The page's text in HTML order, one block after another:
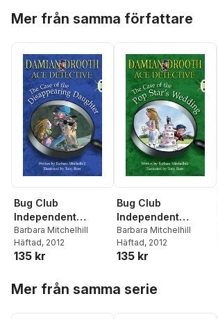
Mer från samma författare
Bug Club
Independent
Fiction Year 3
Brown A Damian
Drooth: The Case
Disappearing
Barbara Mitchelhill
Häftad, 2012
135 kr
Bug Club
Independent
Fiction Year 3
Brown B Damian
Drooth: The Case
Wedding
Barbara Mitchelhill
Häftad, 2012
135 kr
Mer från samma serie